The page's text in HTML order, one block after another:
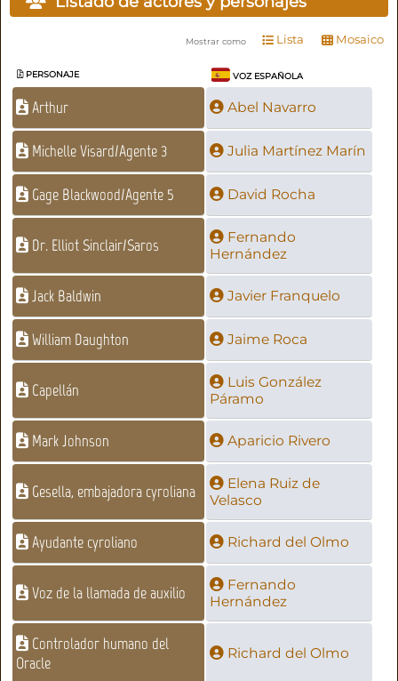
Mostrar como Lista Mosaico
PERSONAJE VOZ ESPAÑOLA
Arthur Abel Navarro
Michelle Visard/Agente 3 Julia Martínez Marín
Gage Blackwood/Agente 5 David Rocha
Dr. Elliot Sinclair/Saros
Fernando
Hernández
Jack Baldwin Javier Franquelo
William Daughton Jaime Roca
Capellán
Luis González
Páramo
Mark Johnson Aparicio Rivero
Gesella, embajadora cyroliana
Elena Ruiz de
Velasco
Ayudante cyroliano Richard del Olmo
Voz de la llamada de auxilio
Fernando
Hernández
Controlador humano del
Oracle
Richard del Olmo